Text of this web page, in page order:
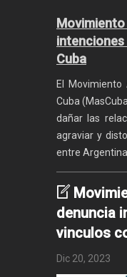
Cuba
El
Cuba
dañar las
agraviar y
entre Argentina
denuncia
vinculos
Dic 20, 2023